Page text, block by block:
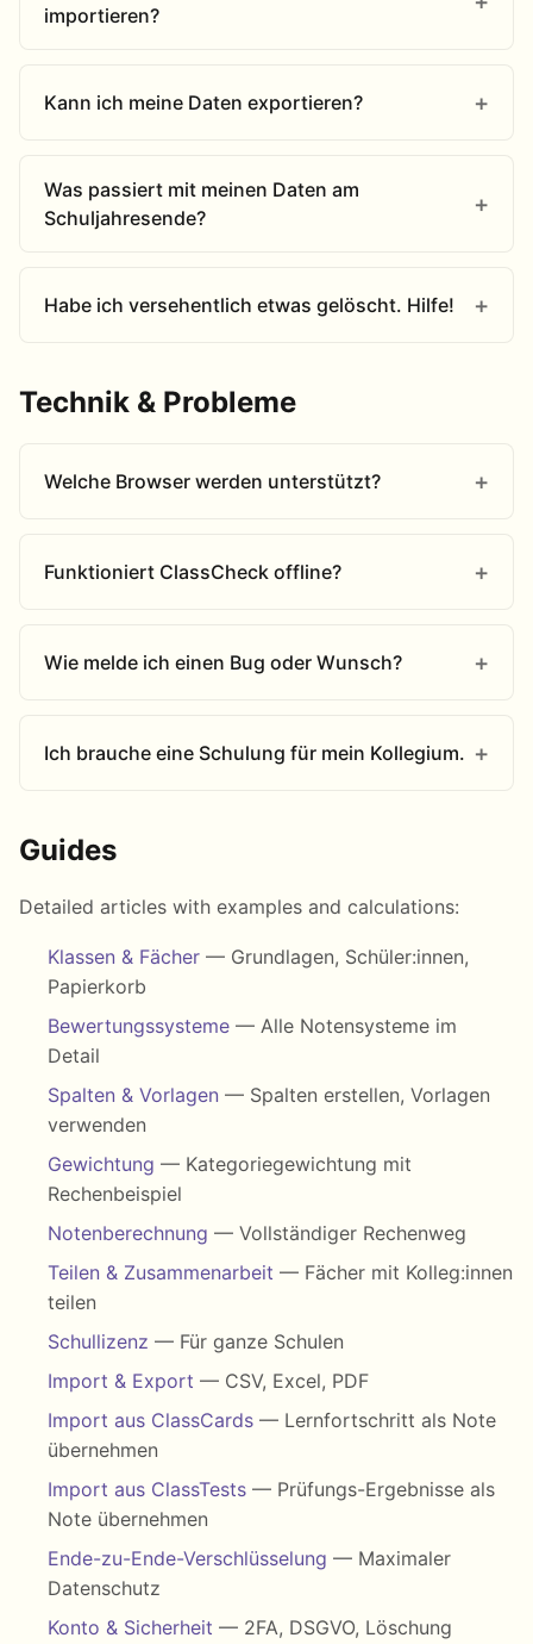
importieren?
Kann ich meine Daten exportieren?
Was passiert mit meinen Daten am
Schuljahresende?
Habe ich versehentlich etwas gelöscht. Hilfe!
Technik & Probleme
Welche Browser werden unterstützt?
Funktioniert ClassCheck offline?
Wie melde ich einen Bug oder Wunsch?
Ich brauche eine Schulung für mein Kollegium.
Guides
Detailed articles with examples and calculations:
Klassen & Fächer — Grundlagen, Schüler:innen,
Papierkorb
Bewertungssysteme — Alle Notensysteme im
Detail
Spalten & Vorlagen — Spalten erstellen, Vorlagen
verwenden
Gewichtung — Kategoriegewichtung mit
Rechenbeispiel
Notenberechnung — Vollständiger Rechenweg
Teilen & Zusammenarbeit — Fächer mit Kolleg:innen
teilen
Schullizenz — Für ganze Schulen
Import & Export — CSV, Excel, PDF
Import aus ClassCards — Lernfortschritt als Note
übernehmen
Import aus ClassTests — Prüfungs-Ergebnisse als
Note übernehmen
Ende-zu-Ende-Verschlüsselung — Maximaler
Datenschutz
Konto & Sicherheit — 2FA, DSGVO, Löschung